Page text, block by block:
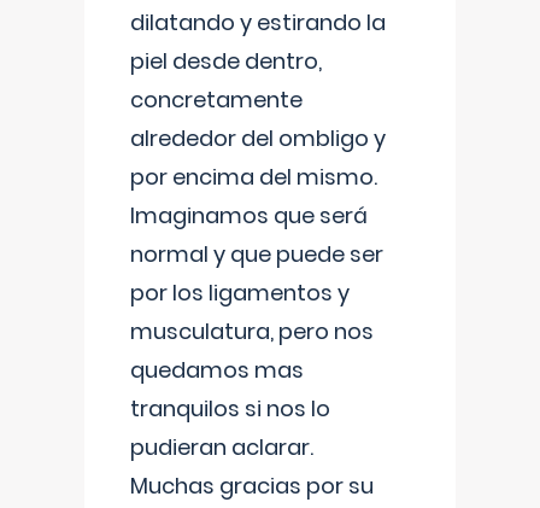
dilatando y estirando la
piel desde dentro,
concretamente
alrededor del ombligo y
por encima del mismo.
Imaginamos que será
normal y que puede ser
por los ligamentos y
musculatura, pero nos
quedamos mas
tranquilos si nos lo
pudieran aclarar.
Muchas gracias por su